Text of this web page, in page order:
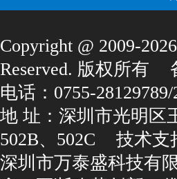
Copyright@2009-
Reserved.版权所有
电话：0755-28129789/
地址：深圳市光明区
502B、502C
技术支
深圳市万泰盛科技有